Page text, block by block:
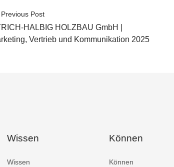
Previous Post
HALBIG HOLZBAU GmbH |
Vertrieb und Kommunikation 2025
Wissen
Wissen
Können
Können